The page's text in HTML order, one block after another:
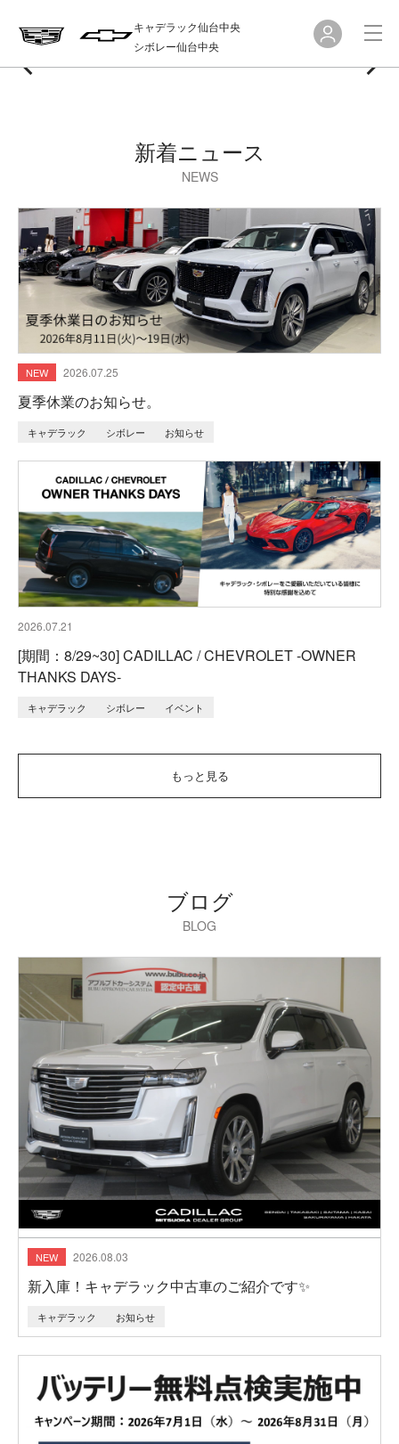
キャデラック仙台中央
シボレー仙台中央
新着ニュース
NEWS
2026.07.25
夏季休業のお知らせ。
キャデラック シボレー お知らせ
2026.07.21
[期間：8/29~30] CADILLAC / CHEVROLET -OWNER
THANKS DAYS-
キャデラック シボレー イベント
もっと見る
ブログ
BLOG
2026.08.03
新入庫！キャデラック中古車のご紹介です✨️
キャデラック お知らせ